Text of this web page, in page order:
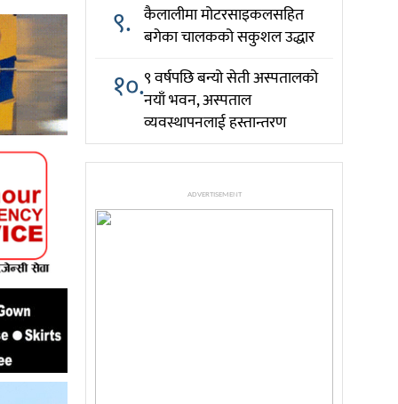
९. कैलालीमा मोटरसाइकलसहित
बगेका चालकको सकुशल उद्धार
१०.९ वर्षपछि बन्यो सेती अस्पतालको
नयाँ भवन, अस्पताल
व्यवस्थापनलाई हस्तान्तरण
ADVERTISEMENT